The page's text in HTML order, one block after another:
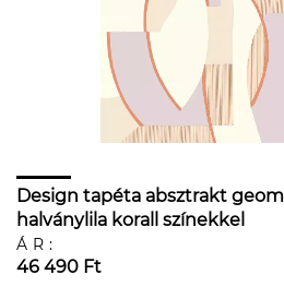
Design tapéta absztrakt
halványlila korall színekkel
ÁR:
46 490 Ft